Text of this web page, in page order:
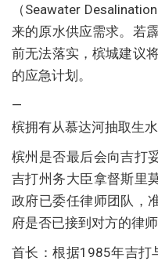
（Seawater
来的原水供应需求。若
前无法落实，槟城建议
的应急计划。
—
槟拥有从慕达河抽取生
槟州是否最后会向吉打
吉打州务大臣拿督斯里
政府已委任律师团队，
府是否已接到对方的律
首长：根据1985年吉打